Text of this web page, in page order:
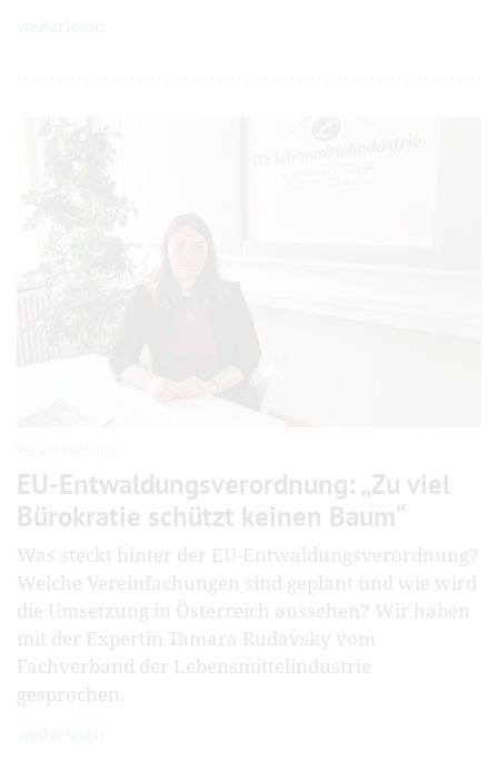
weiterlesen
EU-Entwaldungsverordnung: „Zu viel
Bürokratie schützt keinen Baum“
Was steckt hinter der EU-Entwaldungsverordnung?
Welche Vereinfachungen sind geplant und wie wird
die Umsetzung in Österreich aussehen? Wir haben
mit der Expertin Tamara Rudavsky vom
Fachverband der Lebensmittelindustrie
gesprochen.
weiterlesen